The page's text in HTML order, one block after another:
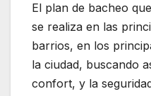
El plan de bacheo
se realiza en las
barrios, en los
la ciudad, buscando
confort, y la